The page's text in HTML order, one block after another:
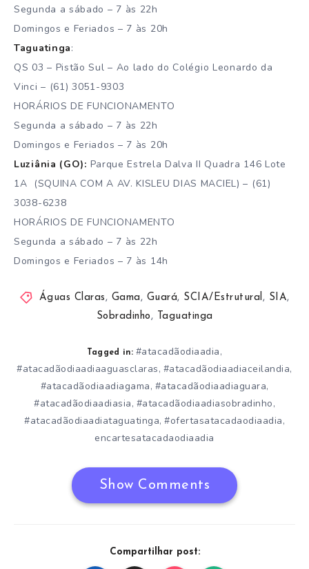
Segunda a sábado – 7 às 22h
Domingos e Feriados – 7 às 20h
Taguatinga:
QS 03 – Pistão Sul – Ao lado do Colégio Leonardo da
Vinci – (61) 3051-9303
HORÁRIOS DE FUNCIONAMENTO
Segunda a sábado – 7 às 22h
Domingos e Feriados – 7 às 20h
Luziânia (GO): Parque Estrela Dalva II Quadra 146 Lote
1A​ (SQUINA COM A AV. KISLEU DIAS MACIEL) – (61)
3038-6238
HORÁRIOS DE FUNCIONAMENTO
Segunda a sábado – 7 às 22h
Domingos e Feriados – 7 às 14h
Águas Claras, Gama, Guará, SCIA/Estrutural, SIA,
Sobradinho, Taguatinga
Tagged in: #atacadãodiaadia,
#atacadãodiaadiaaguasclaras, #atacadãodiaadiaceilandia,
#atacadãodiaadiagama, #atacadãodiaadiaguara,
#atacadãodiaadiasia, #atacadãodiaadiasobradinho,
#atacadãodiaadiataguatinga, #ofertasatacadaodiaadia,
encartesatacadaodiaadia
Show Comments
Compartilhar post: